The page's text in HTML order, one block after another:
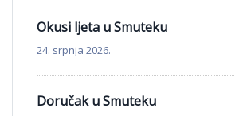
Okusi ljeta u Smuteku
24. srpnja 2026.
Doručak u Smuteku